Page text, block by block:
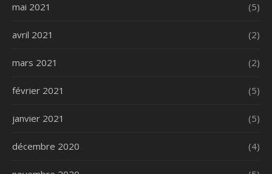
mai 2021 (5)
avril 2021 (2)
mars 2021 (2)
février 2021 (5)
janvier 2021 (5)
décembre 2020 (4)